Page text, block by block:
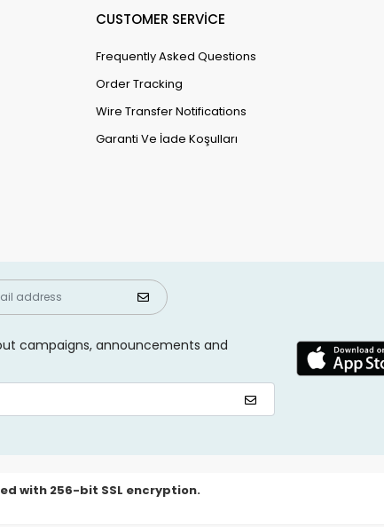
CUSTOMER SERVİCE
Frequently Asked Questions
Order Tracking
Wire Transfer Notifications
Garanti Ve İade Koşulları
campaigns, announcements and
with 256-bit SSL encryption.